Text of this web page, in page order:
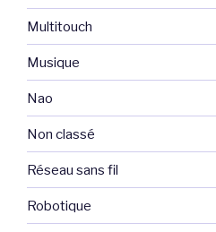
Multitouch
Musique
Nao
Non classé
Réseau sans fil
Robotique